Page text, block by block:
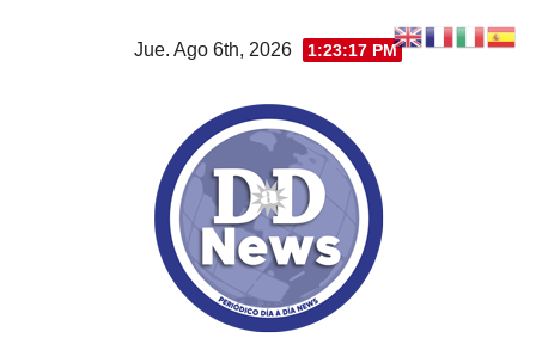
Jue. Ago 6th, 2026 1:23:17 PM